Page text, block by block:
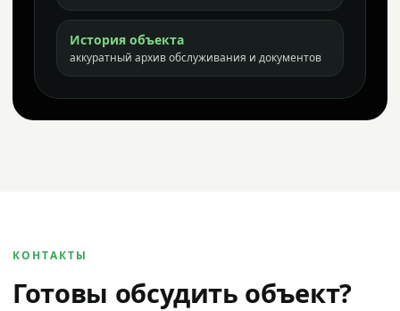
История объекта
аккуратный архив обслуживания и документов
КОНТАКТЫ
Готовы обсудить объект?